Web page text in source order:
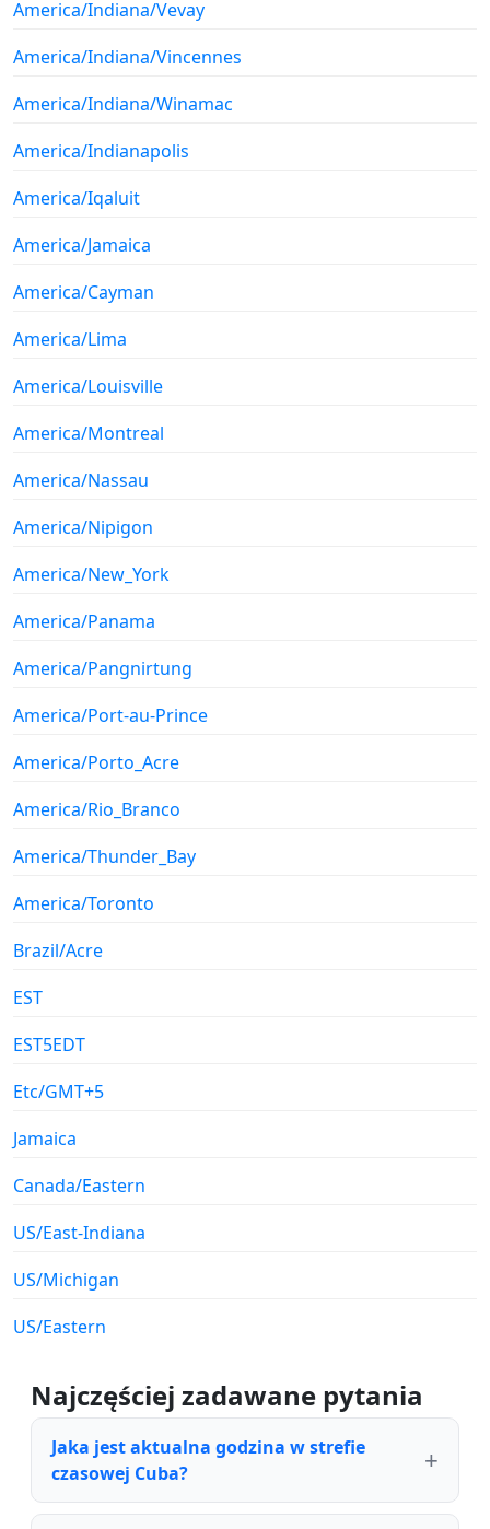
America/Indiana/Vevay
America/Indiana/Vincennes
America/Indiana/Winamac
America/Indianapolis
America/Iqaluit
America/Jamaica
America/Cayman
America/Lima
America/Louisville
America/Montreal
America/Nassau
America/Nipigon
America/New_York
America/Panama
America/Pangnirtung
America/Port-au-Prince
America/Porto_Acre
America/Rio_Branco
America/Thunder_Bay
America/Toronto
Brazil/Acre
EST
EST5EDT
Etc/GMT+5
Jamaica
Canada/Eastern
US/East-Indiana
US/Michigan
US/Eastern
Najczęściej zadawane pytania
Jaka jest aktualna godzina w strefie
czasowej Cuba?